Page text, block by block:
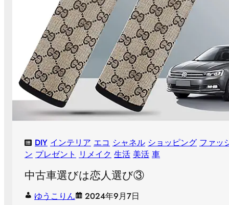
DIY インテリア エコ シャネル ショッピング ファッ
ン プレゼント リメイク 生活 美活 車
中古車選びは恋人選び③
ゆうこりん 2024年9月7日